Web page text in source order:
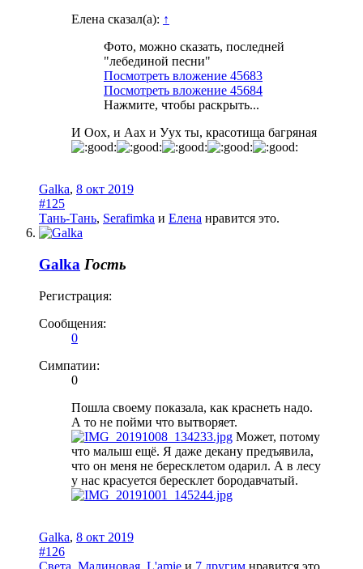
Елена сказал(а): ↑
Фото, можно сказать, последней
"лебединой песни"
Посмотреть вложение 45683
Посмотреть вложение 45684
Нажмите, чтобы раскрыть...
И Оох, и Аах и Уух ты, красотища багряная
Galka, 8 окт 2019
#125
Тань-Тань, Serafimka и Елена нравится это.
Galka Гость
Регистрация:
Сообщения:
0
Симпатии:
0
Пошла своему показала, как краснеть надо.
А то не пойми что вытворяет.
Может, потому
что малыш ещё. Я даже декану предъявила,
что он меня не бересклетом одарил. А в лесу
у нас красуется бересклет бородавчатый.
Galka, 8 окт 2019
#126
Света Малиновая L'amie и 7 другим нравится это.